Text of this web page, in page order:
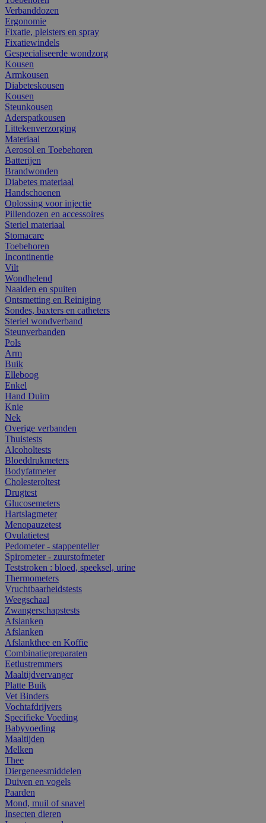
Verbanddozen
Ergonomie
Fixatie, pleisters en spray
Fixatiewindels
Gespecialiseerde wondzorg
Kousen
Armkousen
Diabeteskousen
Kousen
Steunkousen
Aderspatkousen
Littekenverzorging
Materiaal
Aerosol en Toebehoren
Batterijen
Brandwonden
Diabetes materiaal
Handschoenen
Oplossing voor injectie
Pillendozen en accessoires
Steriel materiaal
Stomacare
Toebehoren
Incontinentie
Vilt
Wondhelend
Naalden en spuiten
Ontsmetting en Reiniging
Sondes, baxters en catheters
Steriel wondverband
Steunverbanden
Pols
Arm
Buik
Elleboog
Enkel
Hand Duim
Knie
Nek
Overige verbanden
Thuistests
Alcoholtests
Bloeddrukmeters
Bodyfatmeter
Cholesteroltest
Drugtest
Glucosemeters
Hartslagmeter
Menopauzetest
Ovulatietest
Pedometer - stappenteller
Spirometer - zuurstofmeter
Teststroken : bloed, speeksel, urine
Thermometers
Vruchtbaarheidstests
Weegschaal
Zwangerschapstests
Afslanken
Afslanken
Afslankthee en Koffie
Combinatiepreparaten
Eetlustremmers
Maaltijdvervanger
Platte Buik
Vet Binders
Vochtafdrijvers
Specifieke Voeding
Babyvoeding
Maaltijden
Melken
Thee
Diergeneesmiddelen
Duiven en vogels
Paarden
Mond, muil of snavel
Insecten dieren